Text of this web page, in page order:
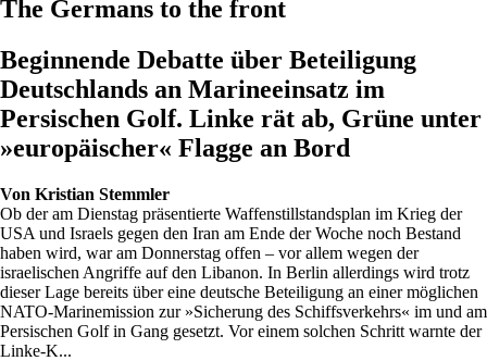
The Germans to the front
Beginnende Debatte über Beteiligung
Deutschlands an Marineeinsatz im
Persischen Golf. Linke rät ab, Grüne unter
»europäischer« Flagge an Bord
Von Kristian Stemmler
Ob der am Dienstag präsentierte Waffenstillstandsplan im Krieg der
USA und Israels gegen den Iran am Ende der Woche noch Bestand
haben wird, war am Donnerstag offen – vor allem wegen der
israelischen Angriffe auf den Libanon. In Berlin allerdings wird trotz
dieser Lage bereits über eine deutsche Beteiligung an einer möglichen
NATO-Marinemission zur »Sicherung des Schiffsverkehrs« im und am
Persischen Golf in Gang gesetzt. Vor einem solchen Schritt warnte der
Linke-K...